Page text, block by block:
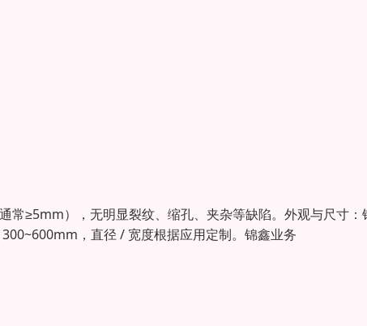
常≥5mm），无明显裂纹、缩孔、夹杂等缺陷。外观与尺寸：
，直径 / 宽度根据应用定制。锦鑫业务